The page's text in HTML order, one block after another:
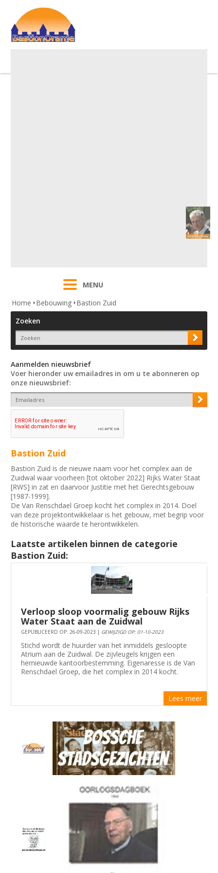
MENU
Home
Bebouwing Bastion Zuid
Zoeken
Aanmelden nieuwsbrief
Voer hieronder uw emailadres in om u te abonneren op
onze nieuwsbrief:
Bastion Zuid
Bastion Zuid is de nieuwe naam voor het complex aan de
Zuidwal waar voorheen [tot oktober 2022] Rijks Water Staat
[RWS] in zat en daarvoor Justitie met het Gerechtsgebouw
[1987-1999].
De Van Renschdael Groep kocht het complex in 2014. Doel
van deze projektontwikkelaar is het gebouw, met begrip voor
de historische waarde te herontwikkelen.
Laatste artikelen binnen de categorie
Bastion Zuid:
Verloop sloop voormalig gebouw Rijks
Water Staat aan de Zuidwal
GEPUBLICEERD OP: 26-09-2023 | GEWIJZIGD OP: 01-10-2023
Stichd wordt de huurder van het inmiddels gesloopte
Atrium aan de Zuidwal. De zijvleugels krijgen een
hernieuwde kantoorbestemming. Eigenaresse is de Van
Renschdael Groep, die het complex in 2014 kocht.
Lees meer